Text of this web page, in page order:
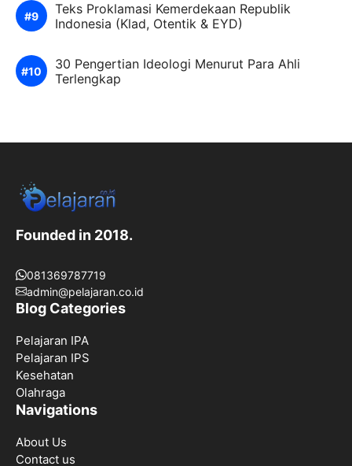
Teks Proklamasi Kemerdekaan Republik
Indonesia (Klad, Otentik & EYD)
30 Pengertian Ideologi Menurut Para Ahli
Terlengkap
Founded in 2018.
081369787719
admin@pelajaran.co.id
Blog Categories
Pelajaran IPA
Pelajaran IPS
Kesehatan
Olahraga
Navigations
About Us
Contact us